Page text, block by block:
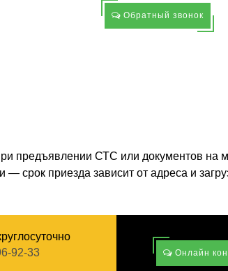
Обратный звонок
предъявлении СТС или документов на
— срок приезда зависит от адреса и
92-33
Онлайн